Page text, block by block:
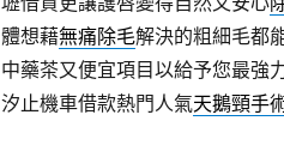
體想藉無痛除毛解決的粗細毛都
中藥茶又便宜項目以給予您最強
汐止機車借款熱門人氣天鵝頸手